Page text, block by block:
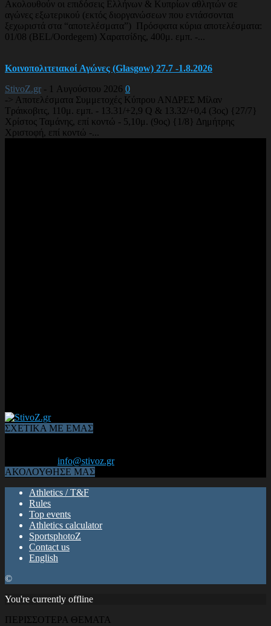
Ακολουθούν οι επιδόσεις Ελλήνων & Κυπρίων αθλητών σε
αγώνες εξωτερικού (εκτός διοργανώσεων που εντάσσονται
ξεχωριστά στα “αποτελέσματα”) Πρόσφατα κύρια αποτελέσματα:
01/08 (BEL/Oordegem) Χαρατσίδης, 400μ. εμπ. -...
Κοινοπολιτειακοί Αγώνες (Glasgow) 27.7 -1.8.2026
StivoZ.gr - 1 Αυγούστου 2026 0
-> Αποτελέσματα Συμμετοχές Κύπρου ΑΝΔΡΕΣ Μίλαν
Τράικοβιτς, 110μ. εμπ. - 13.31/+2,9 Q & 13.32/+0,4 (3ος) {27/7}
Χρίστος Ταμάνης, επί κοντώ - 5,10μ. (9ος) {1/8} Δημήτρης
Χριστοφή, επί κοντώ -...
ΣΧΕΤΙΚΑ ΜΕ ΕΜΑΣ
info@stivoz.gr
ΑΚΟΛΟΥΘΗΣΕ ΜΑΣ
Athletics / T&F
Rules
Top events
Athletics calculator
SportsphotoZ
Contact us
English
©
You're currently offline
ΠΕΡΙΣΣΟΤΕΡΑ ΘΕΜΑΤΑ